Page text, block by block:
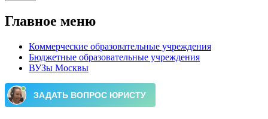
Главное меню
Коммерческие образовательные учреждения
Бюджетные образовательные учреждения
ВУЗы Москвы